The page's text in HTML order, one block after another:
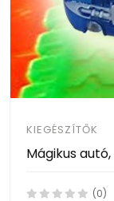
KIEGÉSZÍTŐK
(0)